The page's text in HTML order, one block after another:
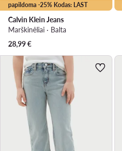
papildoma -25% Kodas: LAST
Calvin Klein Jeans
Marškinėliai · Balta
28,99€